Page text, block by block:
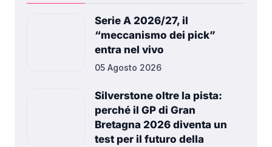
Serie A 2026/27, il
“meccanismo dei pick”
entra nel vivo
05 Agosto 2026
Silverstone oltre la pista:
perché il GP di Gran
Bretagna 2026 diventa un
test per il futuro della